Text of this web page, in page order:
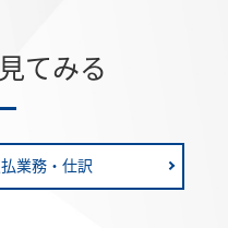
てみる
業務・仕訳